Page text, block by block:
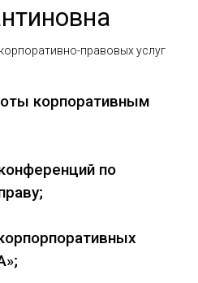
правовых услуг
корпоративным
по